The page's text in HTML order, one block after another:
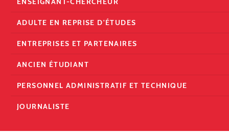
ADULTE EN REPRISE D'ÉTUDES
ENTREPRISES ET PARTENAIRES
ANCIEN ÉTUDIANT
PERSONNEL ADMINISTRATIF ET TECHNIQUE
JOURNALISTE